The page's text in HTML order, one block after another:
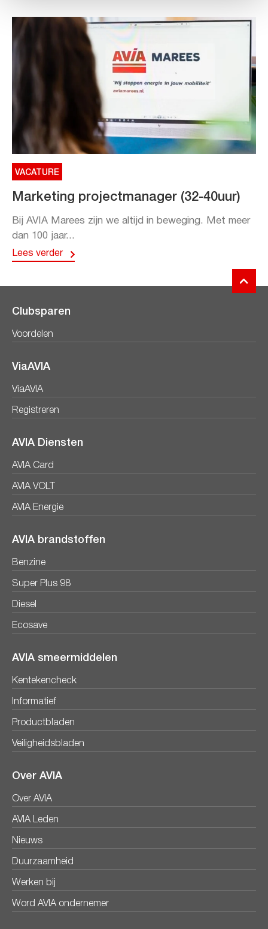
VACATURE
Marketing projectmanager (32-40uur)
Bij AVIA Marees zijn we altijd in beweging. Met meer
dan 100 jaar...
Lees verder
Clubsparen
Voordelen
ViaAVIA
ViaAVIA
Registreren
AVIA Diensten
AVIA Card
AVIA VOLT
AVIA Energie
AVIA brandstoffen
Benzine
Super Plus 98
Diesel
Ecosave
AVIA smeermiddelen
Kentekencheck
Informatief
Productbladen
Veiligheidsbladen
Over AVIA
Over AVIA
AVIA Leden
Nieuws
Duurzaamheid
Werken bij
Word AVIA ondernemer